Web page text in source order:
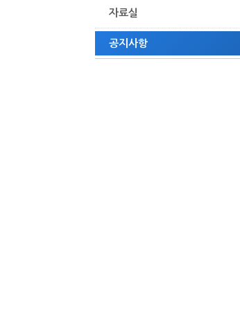
자료실
공지사항